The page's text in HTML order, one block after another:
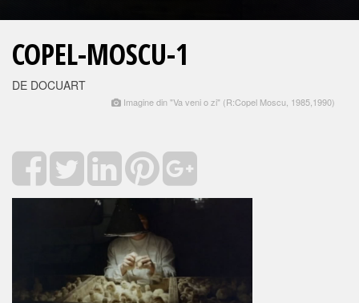
COPEL-MOSCU-1
DE DOCUART
Imagine din "Va veni o zi" (R:Copel Moscu, 1985,1990)